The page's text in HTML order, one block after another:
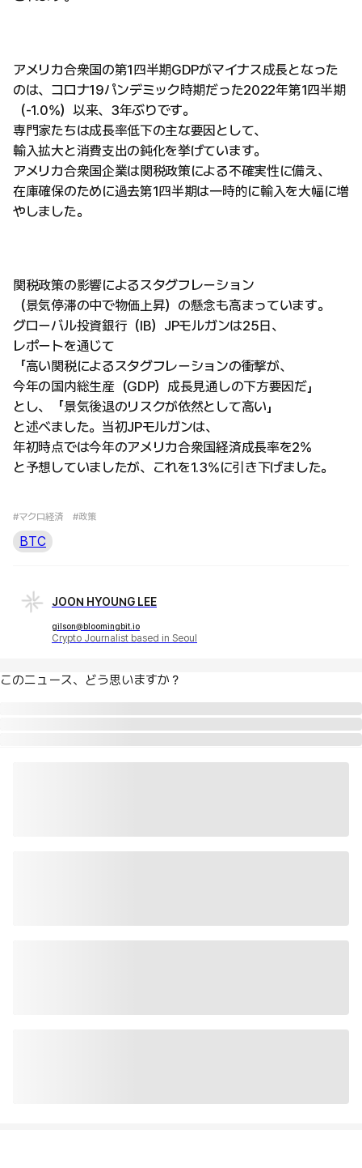
アメリカ合衆国の第1四半期GDPがマイナス成長となった
のは、コロナ19パンデミック時期だった2022年第1四半期
（-1.0%）以来、3年ぶりです。
専門家たちは成長率低下の主な要因として、
輸入拡大と消費支出の鈍化を挙げています。
アメリカ合衆国企業は関税政策による不確実性に備え、
在庫確保のために過去第1四半期は一時的に輸入を大幅に増
やしました。
関税政策の影響によるスタグフレーション
（景気停滞の中で物価上昇）の懸念も高まっています。
グローバル投資銀行（IB）JPモルガンは25日、
レポートを通じて
「高い関税によるスタグフレーションの衝撃が、
今年の国内総生産（GDP）成長見通しの下方要因だ」
とし、「景気後退のリスクが依然として高い」
と述べました。当初JPモルガンは、
年初時点では今年のアメリカ合衆国経済成長率を2%
と予想していましたが、これを1.3%に引き下げました。
#マクロ経済 #政策
BTC
JOON HYOUNG LEE
gilson@bloomingbit.io
Crypto Journalist based in Seoul
このニュース、どう思いますか？